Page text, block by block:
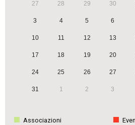
27 28 29 30
3 4 5 6
10 11 12 13
17 18 19 20
24 25 26 27
31 1 2 3
Associazioni